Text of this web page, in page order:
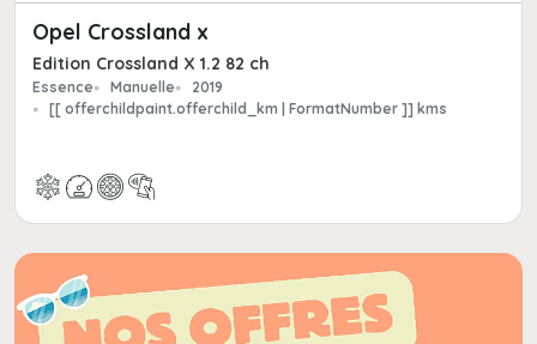
Opel Crossland x
Edition Crossland X 1.2 82 ch
Essence Manuelle
2019
[[ offerchildpaint.offerchild_km | FormatNumber ]] kms